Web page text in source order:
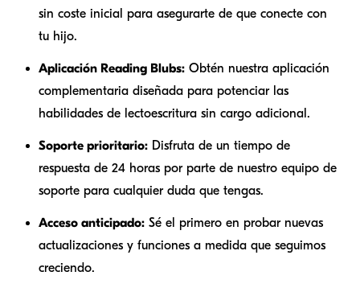
sin coste inicial para asegurarte de que conecte con
tu hijo.
Aplicación Reading Blubs: Obtén nuestra aplicación
complementaria diseñada para potenciar las
habilidades de lectoescritura sin cargo adicional.
Soporte prioritario: Disfruta de un tiempo de
respuesta de 24 horas por parte de nuestro equipo de
soporte para cualquier duda que tengas.
Acceso anticipado: Sé el primero en probar nuevas
actualizaciones y funciones a medida que seguimos
creciendo.